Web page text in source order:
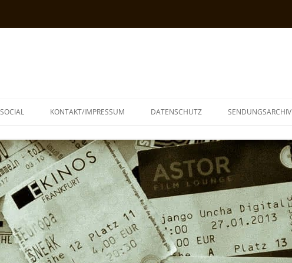
SOCIAL KONTAKT/IMPRESSUM DATENSCHUTZ SENDUNGSARCHIV